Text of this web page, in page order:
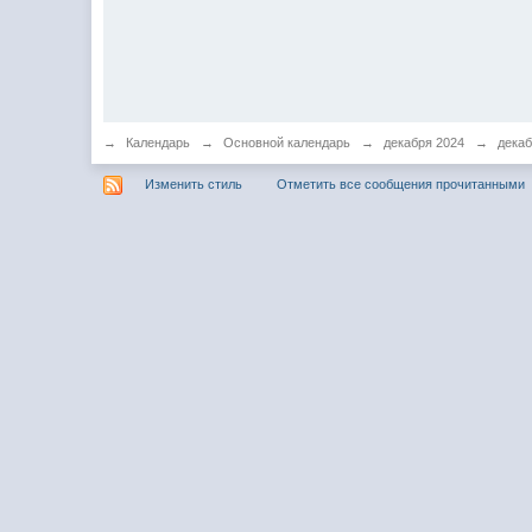
→ Календарь → Основной календарь → декабря 2024 →
Изменить стиль Отметить все сообщения прочитанными